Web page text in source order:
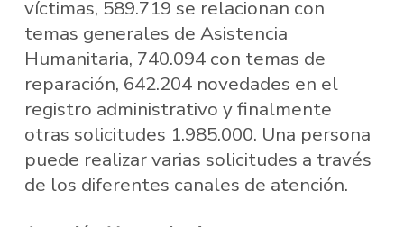
víctimas, 589.719 se relacionan con
temas generales de Asistencia
Humanitaria, 740.094 con temas de
reparación, 642.204 novedades en el
registro administrativo y finalmente
otras solicitudes 1.985.000. Una persona
puede realizar varias solicitudes a través
de los diferentes canales de atención.